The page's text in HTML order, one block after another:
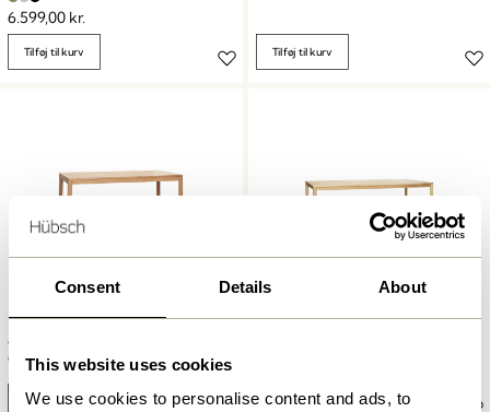
Consent Details About
This website uses cookies
We use cookies to personalise content and ads, to
6.599,00 kr.
Tilføj til kurv Tilføj til kurv
Acorn Spisebord Natur
6.249,00
Tilføj til kurv Tilføj til kurv